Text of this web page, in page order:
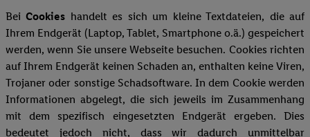
BeiCookies handelt es sich um kleine Textdateien, die auf
Ihrem Endgerät (Laptop, Tablet, Smartphone o.ä.) gespeichert
werden, wenn Sie unsere Webseite besuchen. Cookies richten
auf Ihrem Endgerät keinen Schaden an, enthalten keine Viren,
Trojaner oder sonstige Schadsoftware. In dem Cookie werden
Informationen abgelegt, die sich jeweils im Zusammenhang
mit dem spezifisch eingesetzten Endgerät ergeben. Dies
bedeutet jedoch nicht, dass wir dadurch unmittelbar